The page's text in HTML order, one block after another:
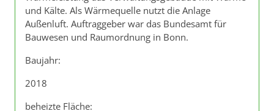
und Kälte. Als Wärmequelle nutzt die Anlage
Außenluft. Auftraggeber war das Bundesamt für
Bauwesen und Raumordnung in Bonn.
Baujahr:
2018
beheizte Fläche: